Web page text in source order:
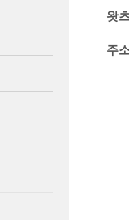
왓
주